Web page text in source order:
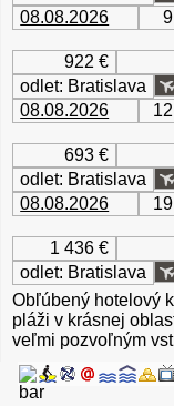
08.08.2026
922 €
odlet: Bratislava
08.08.2026
693 €
odlet: Bratislava
08.08.2026
1 436 €
odlet: Bratislava
Obľúbený hotelový
pláži v krásnej
veľmi pozvoľným